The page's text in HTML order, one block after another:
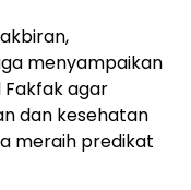
menyampaikan
Fakfak agar
dan kesehatan
meraih predikat